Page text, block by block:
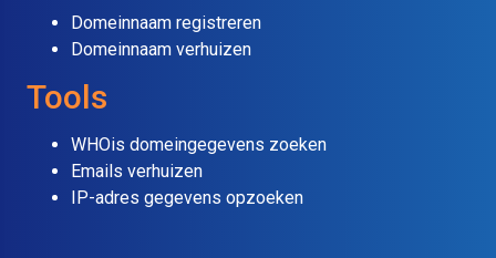
Domeinnaam registreren
Domeinnaam verhuizen
Tools
WHOis domeingegevens zoeken
Emails verhuizen
IP-adres gegevens opzoeken